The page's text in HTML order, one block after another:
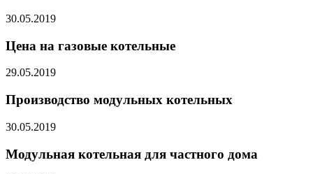
30.05.2019
Цена на газовые котельные
29.05.2019
Производство модульных котельных
30.05.2019
Модульная котельная для частного дома